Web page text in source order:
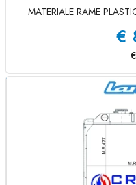
MATERIALE RAME
€
€